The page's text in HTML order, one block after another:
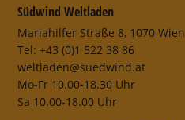
Südwind Weltladen
Mariahilfer Straße 8, 1070 Wien
Tel: +43 (0)1 522 38 86
weltladen@suedwind.at
Mo-Fr 10.00-18.30 Uhr
Sa 10.00-18.00 Uhr